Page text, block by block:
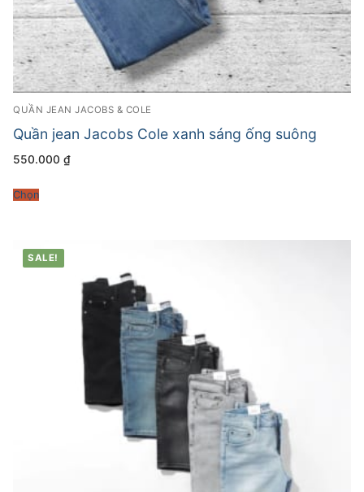
QUẦN JEAN JACOBS & COLE
Quần jean Jacobs Cole xanh sáng ống suông
550.000 ₫
Chọn
SALE!